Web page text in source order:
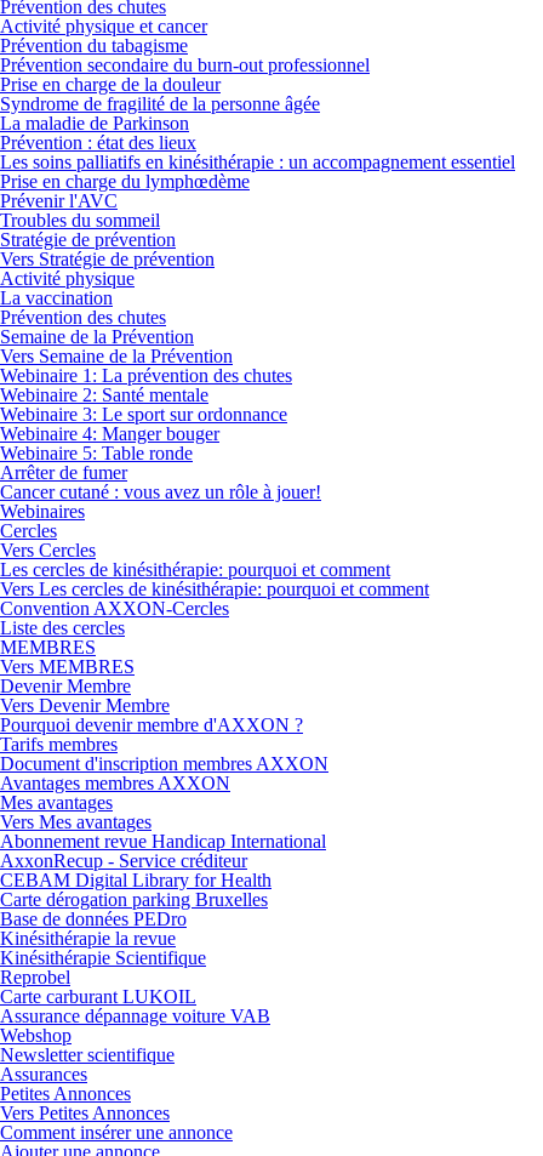
Prévention des chutes
Activité physique et cancer
Prévention du tabagisme
Prévention secondaire du burn-out professionnel
Prise en charge de la douleur
Syndrome de fragilité de la personne âgée
La maladie de Parkinson
Prévention : état des lieux
Les soins palliatifs en kinésithérapie : un accompagnement essentiel
Prise en charge du lymphœdème
Prévenir l'AVC
Troubles du sommeil
Stratégie de prévention
Vers Stratégie de prévention
Activité physique
La vaccination
Prévention des chutes
Semaine de la Prévention
Vers Semaine de la Prévention
Webinaire 1: La prévention des chutes
Webinaire 2: Santé mentale
Webinaire 3: Le sport sur ordonnance
Webinaire 4: Manger bouger
Webinaire 5: Table ronde
Arrêter de fumer
Cancer cutané : vous avez un rôle à jouer!
Webinaires
Cercles
Vers Cercles
Les cercles de kinésithérapie: pourquoi et comment
Vers Les cercles de kinésithérapie: pourquoi et comment
Convention AXXON-Cercles
Liste des cercles
MEMBRES
Vers MEMBRES
Devenir Membre
Vers Devenir Membre
Pourquoi devenir membre d'AXXON ?
Tarifs membres
Document d'inscription membres AXXON
Avantages membres AXXON
Mes avantages
Vers Mes avantages
Abonnement revue Handicap International
AxxonRecup - Service créditeur
CEBAM Digital Library for Health
Carte dérogation parking Bruxelles
Base de données PEDro
Kinésithérapie la revue
Kinésithérapie Scientifique
Reprobel
Carte carburant LUKOIL
Assurance dépannage voiture VAB
Webshop
Newsletter scientifique
Assurances
Petites Annonces
Vers Petites Annonces
Comment insérer une annonce
Ajouter une annonce